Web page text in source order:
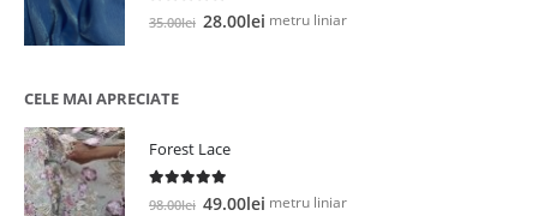
out of 5
35.00lei Prețul
28.00lei Prețul
metru liniar
CELE MAI APRECIATE
Forest Lace
out of 5
98.00lei Prețul
49.00lei Prețul
metru liniar